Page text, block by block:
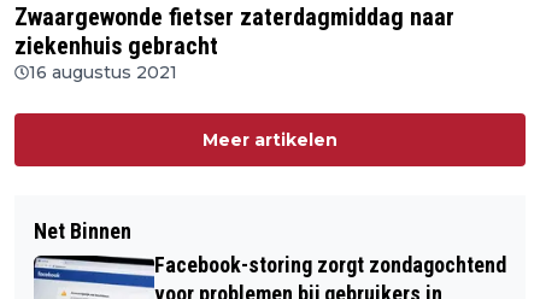
Zwaargewonde fietser zaterdagmiddag naar
ziekenhuis gebracht
16 augustus 2021
Meer artikelen
Net Binnen
Facebook-storing zorgt zondagochtend
voor problemen bij gebruikers in